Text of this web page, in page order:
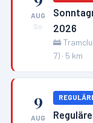
AUG
So
2026
🚋
7) · 5 km
9
AUG